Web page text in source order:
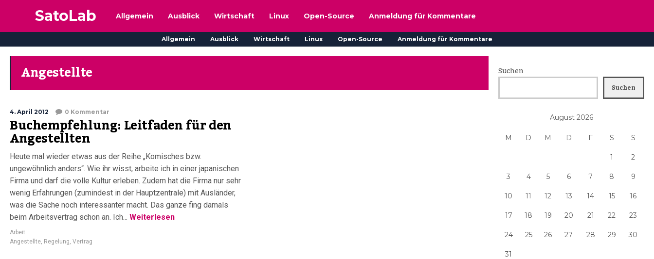
SatoLab Allgemein Ausblick Wirtschaft Linux Open-Source Anmeldung für Kommentare
Allgemein Ausblick Wirtschaft Linux Open-Source Anmeldung für Kommentare
Angestellte
4. April 2012 0 Kommentar
Buchempfehlung: Leitfaden für den
Angestellten
Heute mal wieder etwas aus der Reihe „Komisches bzw.
ungewöhnlich anders“. Wie ihr wisst, arbeite ich in einer japanischen
Firma und darf die volle Kultur erleben. Zudem hat die Firma nur sehr
wenig Erfahrungen (zumindest in der Hauptzentrale) mit Ausländer,
was die Sache noch interessanter macht. Das ganze fing damals
beim Arbeitsvertrag schon an. Ich... Weiterlesen
Arbeit
Angestellte, Regelung, Vertrag
Suchen
Suchen
August 2026
M D M D F S S
1 2
3 4 5 6 7 8 9
10 11 12 13 14 15 16
17 18 19 20 21 22 23
24 25 26 27 28 29 30
31